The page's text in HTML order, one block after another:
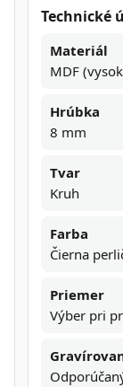
Technické
Materiál
MDF
Hrúbka
8 mm
Tvar
Kruh
Farba
Čierna
Priemer
Výber pri